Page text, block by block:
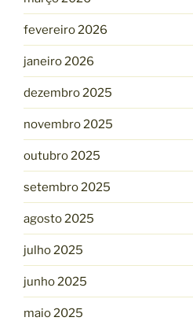
fevereiro 2026
janeiro 2026
dezembro 2025
novembro 2025
outubro 2025
setembro 2025
agosto 2025
julho 2025
junho 2025
maio 2025